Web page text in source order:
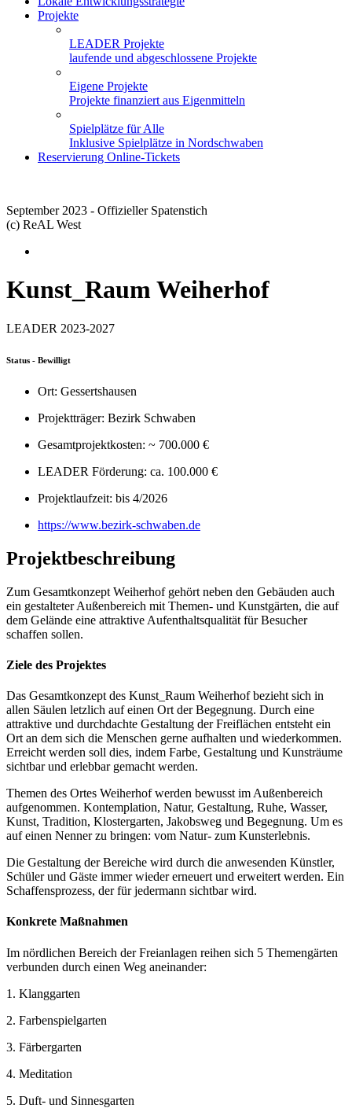
Projekte
LEADER Projekte
laufende und abgeschlossene Projekte
Eigene Projekte
Projekte finanziert aus Eigenmitteln
Spielplätze für Alle
Inklusive Spielplätze in Nordschwaben
Reservierung Online-Tickets
September 2023 - Offizieller Spatenstich
(c) ReAL West
Kunst_Raum Weiherhof
LEADER 2023-2027
Status - Bewilligt
Ort: Gessertshausen
Projektträger: Bezirk Schwaben
Gesamtprojektkosten: ~ 700.000 €
LEADER Förderung: ca. 100.000 €
Projektlaufzeit: bis 4/2026
https://www.bezirk-schwaben.de
Projektbeschreibung
Zum Gesamtkonzept Weiherhof gehört neben den Gebäuden auch
ein gestalteter Außenbereich mit Themen- und Kunstgärten, die auf
dem Gelände eine attraktive Aufenthaltsqualität für Besucher
schaffen sollen.
Ziele des Projektes
Das Gesamtkonzept des Kunst_Raum Weiherhof bezieht sich in
allen Säulen letzlich auf einen Ort der Begegnung. Durch eine
attraktive und durchdachte Gestaltung der Freiflächen entsteht ein
Ort an dem sich die Menschen gerne aufhalten und wiederkommen.
Erreicht werden soll dies, indem Farbe, Gestaltung und Kunsträume
sichtbar und erlebbar gemacht werden.
Themen des Ortes Weiherhof werden bewusst im Außenbereich
aufgenommen. Kontemplation, Natur, Gestaltung, Ruhe, Wasser,
Kunst, Tradition, Klostergarten, Jakobsweg und Begegnung. Um es
auf einen Nenner zu bringen: vom Natur- zum Kunsterlebnis.
Die Gestaltung der Bereiche wird durch die anwesenden Künstler,
Schüler und Gäste immer wieder erneuert und erweitert werden. Ein
Schaffensprozess, der für jedermann sichtbar wird.
Konkrete Maßnahmen
Im nördlichen Bereich der Freianlagen reihen sich 5 Themengärten
verbunden durch einen Weg aneinander:
1. Klanggarten
2. Farbenspielgarten
3. Färbergarten
4. Meditation
5. Duft- und Sinnesgarten